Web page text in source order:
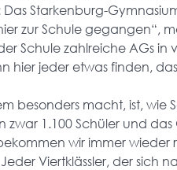
Starkenburg-
zur Schule gegangen“,
Schule zahlreiche AGs in
hier jeder etwas finden,
besonders macht, ist, wie
zwar 1.100 Schüler und
wir immer wieder
Viertklässler, der sich